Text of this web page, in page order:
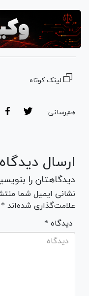
لینک کوتاه
هم‌رسانی:
ارسال دیدگاه
دیدگاهتان را
نشانی ایمیل شما
علامت‌گذاری شده‌اند *
* دیدگاه